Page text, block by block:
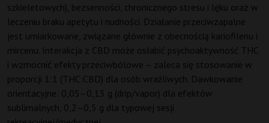
szkieletowych), bezsenności, chronicznego stresu i lęku oraz w
leczeniu braku apetytu i nudności. Działanie przeciwzapalne
jest umiarkowane, związane głównie z obecnością kariofilenu i
mircenu. Interakcja z CBD może osłabić psychoaktywność THC
i wzmocnić efekty przeciwbólowe – zaleca się stosowanie w
proporcji 1:1 (THC:CBD) dla osób wrażliwych. Dawkowanie
orientacyjne: 0,05–0,15 g (drip/vapor) dla efektów
sublimalnych, 0,2–0,5 g dla typowej sesji